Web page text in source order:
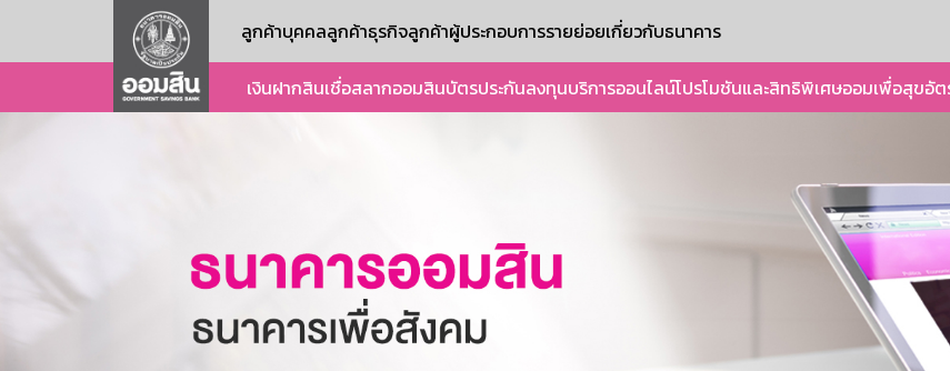
ลูกค้าบุคคลลูกค้าธุรกิจลูกค้าผู้ประกอบการรายย่อยเกี่ยวกับธนาคาร
เงินฝากสินเชื่อสลากออมสินบัตรประกันลงทุนบริการออนไลน์โปรโมชันและสิทธิพิเศษออมเพื่อสุขอัต